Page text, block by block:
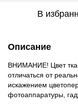
В
Описание
ВНИМАНИЕ! Цвет
отличаться от
искажением
фотоаппаратуры,